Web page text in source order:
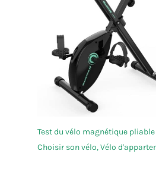
Test du vélo magnétique pliable
Choisir son vélo,Vélo